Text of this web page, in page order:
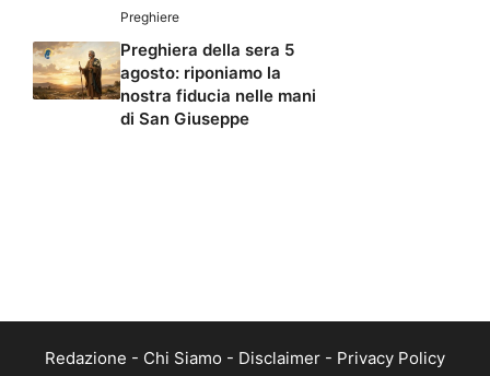
Preghiere
Preghiera della sera 5
agosto: riponiamo la
nostra fiducia nelle mani
di San Giuseppe
Redazione - Chi Siamo - Disclaimer - Privacy Policy